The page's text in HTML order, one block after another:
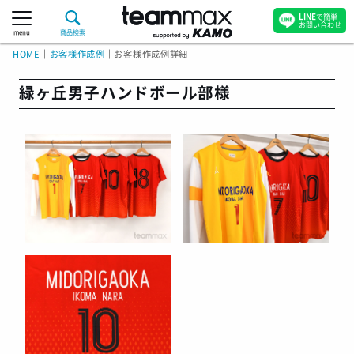
menu 商品検索
HOME お客様作成例 お客様作成例詳細
緑ヶ丘男子ハンドボール部様
LINEで簡単
お問い合わせ